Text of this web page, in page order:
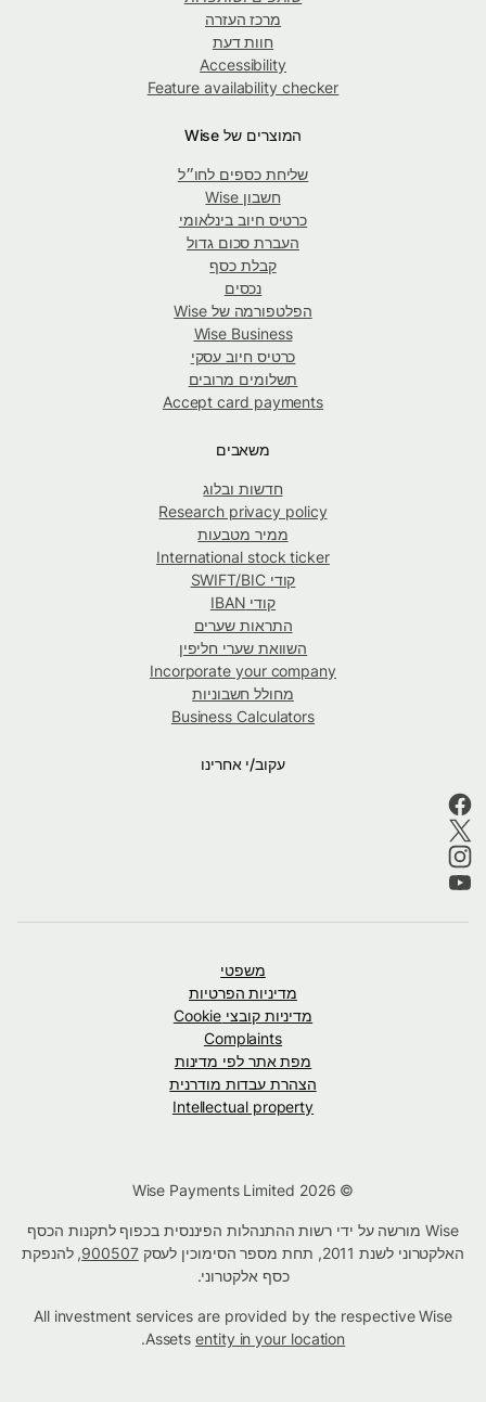
מרכז העזרה
חוות דעת
Accessibility
Feature availability checker
המוצרים של Wise
שליחת כספים לחו״ל
חשבון Wise
כרטיס חיוב בינלאומי
העברת סכום גדול
קבלת כסף
נכסים
הפלטפורמה של Wise
Wise Business
כרטיס חיוב עסקי
תשלומים מרובים
Accept card payments
משאבים
חדשות ובלוג
Research privacy policy
ממיר מטבעות
International stock ticker
קודי SWIFT/BIC
קודי IBAN
התראות שערים
השוואת שערי חליפין
Incorporate your company
מחולל חשבוניות
Business Calculators
עקוב/י אחרינו
משפטי
מדיניות הפרטיות
מדיניות קובצי Cookie
Complaints
מפת אתר לפי מדינות
הצהרת עבדות מודרנית
Intellectual property
© Wise Payments Limited 2026
Wise מורשה על ידי רשות ההתנהלות הפיננסית בכפוף לתקנות הכסף
האלקטרוני לשנת 2011, תחת מספר הסימוכין לעסק
900507, להנפקת
כסף אלקטרוני.
All investment services are provided by the respective Wise
Assetsentity in your location
.